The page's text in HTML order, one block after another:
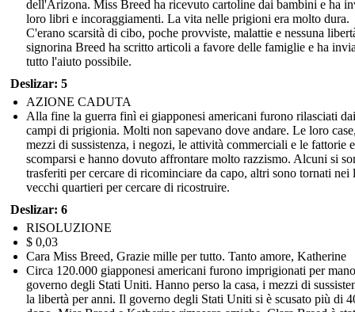
dell'Arizona. Miss Breed ha ricevuto cartoline dai bambini e ha
loro libri e incoraggiamenti. La vita nelle prigioni era molto dura.
C'erano scarsità di cibo, poche provviste, malattie e nessuna
signorina Breed ha scritto articoli a favore delle famiglie e ha
tutto l'aiuto possibile.
Deslizar: 5
AZIONE CADUTA
Alla fine la guerra finì ei giapponesi americani furono rilasciati dai
campi di prigionia. Molti non sapevano dove andare. Le loro
mezzi di sussistenza, i negozi, le attività commerciali e le fattorie
scomparsi e hanno dovuto affrontare molto razzismo. Alcuni si
trasferiti per cercare di ricominciare da capo, altri sono tornati nei
vecchi quartieri per cercare di ricostruire.
Deslizar: 6
RISOLUZIONE
$ 0,03
Cara Miss Breed, Grazie mille per tutto. Tanto amore, Katherine
Circa 120.000 giapponesi americani furono imprigionati per
governo degli Stati Uniti. Hanno perso la casa, i mezzi di
la libertà per anni. Il governo degli Stati Uniti si è scusato più di